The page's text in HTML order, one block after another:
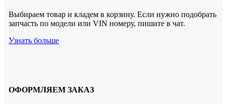
Выбираем товар и кладем в корзину. Если нужно подобрать
запчасть по модели или VIN номеру, пишите в чат.
Узнать больше
ОФОРМЛЯЕМ ЗАКАЗ